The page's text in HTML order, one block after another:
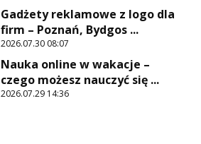
Gadżety reklamowe z logo dla
firm – Poznań, Bydgos ...
2026.07.30 08:07
Nauka online w wakacje –
czego możesz nauczyć się ...
2026.07.29 14:36